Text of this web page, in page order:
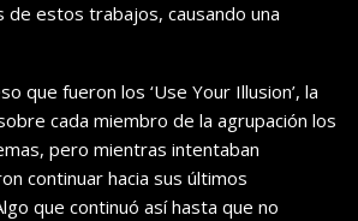
de estos trabajos, causando una
que fueron los ‘Use Your Illusion’, la
cada miembro de la agrupación los
pero mientras intentaban
continuar hacia sus últimos
que continuó así hasta que no